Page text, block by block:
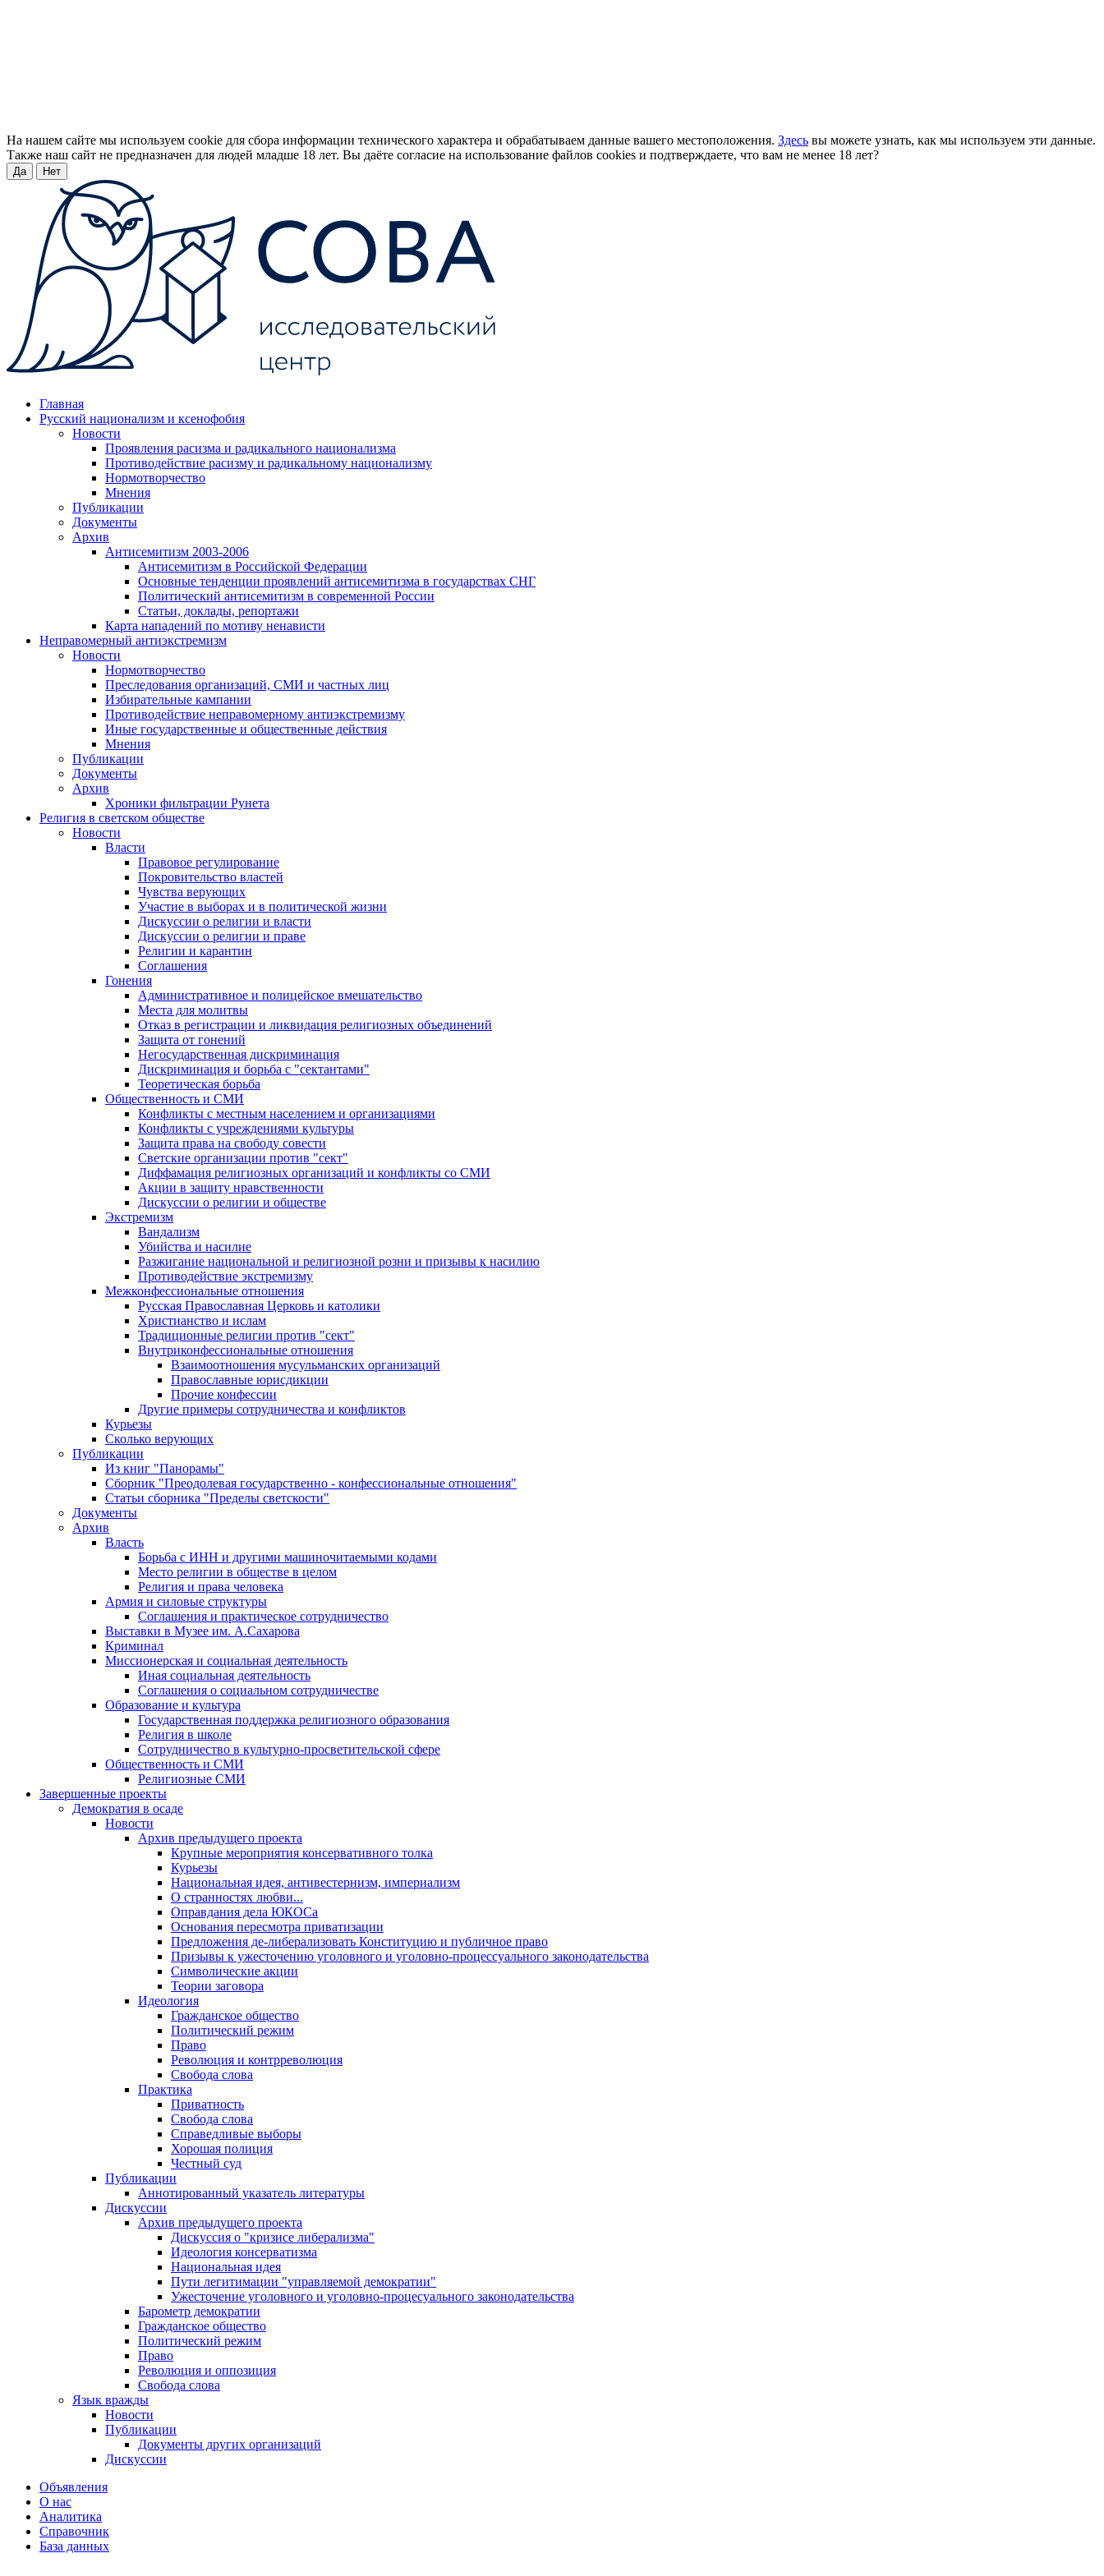
На нашем сайте мы используем cookie для сбора информации технического характера и обрабатываем данные вашего местоположения. Здесь вы можете узнать, как мы используем эти данные.
Также наш сайт не предназначен для людей младше 18 лет. Вы даёте согласие на использование файлов cookies и подтверждаете, что вам не менее 18 лет?
Да Нет
Главная
Русский национализм и ксенофобия
Новости
Проявления расизма и радикального национализма
Противодействие расизму и радикальному национализму
Нормотворчество
Мнения
Публикации
Документы
Архив
Антисемитизм 2003-2006
Антисемитизм в Российской Федерации
Основные тенденции проявлений антисемитизма в государствах СНГ
Политический антисемитизм в современной России
Статьи, доклады, репортажи
Карта нападений по мотиву ненависти
Неправомерный антиэкстремизм
Новости
Нормотворчество
Преследования организаций, СМИ и частных лиц
Избирательные кампании
Противодействие неправомерному антиэкстремизму
Иные государственные и общественные действия
Мнения
Публикации
Документы
Архив
Хроники фильтрации Рунета
Религия в светском обществе
Новости
Власти
Правовое регулирование
Покровительство властей
Чувства верующих
Участие в выборах и в политической жизни
Дискуссии о религии и власти
Дискуссии о религии и праве
Религии и карантин
Соглашения
Гонения
Административное и полицейское вмешательство
Места для молитвы
Отказ в регистрации и ликвидация религиозных объединений
Защита от гонений
Негосударственная дискриминация
Дискриминация и борьба с "сектантами"
Теоретическая борьба
Общественность и СМИ
Конфликты с местным населением и организациями
Конфликты с учреждениями культуры
Защита права на свободу совести
Светские организации против "сект"
Диффамация религиозных организаций и конфликты со СМИ
Акции в защиту нравственности
Дискуссии о религии и обществе
Экстремизм
Вандализм
Убийства и насилие
Разжигание национальной и религиозной розни и призывы к насилию
Противодействие экстремизму
Межконфессиональные отношения
Русская Православная Церковь и католики
Христианство и ислам
Традиционные религии против "сект"
Внутриконфессиональные отношения
Взаимоотношения мусульманских организаций
Православные юрисдикции
Прочие конфессии
Другие примеры сотрудничества и конфликтов
Курьезы
Сколько верующих
Публикации
Из книг "Панорамы"
Сборник "Преодолевая государственно - конфессиональные отношения"
Статьи сборника "Пределы светскости"
Документы
Архив
Власть
Борьба с ИНН и другими машиночитаемыми кодами
Место религии в обществе в целом
Религия и права человека
Армия и силовые структуры
Соглашения и практическое сотрудничество
Выставки в Музее им. А.Сахарова
Криминал
Миссионерская и социальная деятельность
Иная социальная деятельность
Соглашения о социальном сотрудничестве
Образование и культура
Государственная поддержка религиозного образования
Религия в школе
Сотрудничество в культурно-просветительской сфере
Общественность и СМИ
Религиозные СМИ
Завершенные проекты
Демократия в осаде
Новости
Архив предыдущего проекта
Крупные мероприятия консервативного толка
Курьезы
Национальная идея, антивестернизм, империализм
О странностях любви...
Оправдания дела ЮКОСа
Основания пересмотра приватизации
Предложения де-либерализовать Конституцию и публичное право
Призывы к ужесточению уголовного и уголовно-процессуального законодательства
Символические акции
Теории заговора
Идеология
Гражданское общество
Политический режим
Право
Революция и контрреволюция
Свобода слова
Практика
Приватность
Свобода слова
Справедливые выборы
Хорошая полиция
Честный суд
Публикации
Аннотированный указатель литературы
Дискуссии
Архив предыдущего проекта
Дискуссия о "кризисе либерализма"
Идеология консерватизма
Национальная идея
Пути легитимации "управляемой демократии"
Ужесточение уголовного и уголовно-процесуального законодательства
Барометр демократии
Гражданское общество
Политический режим
Право
Революция и оппозиция
Свобода слова
Язык вражды
Новости
Публикации
Документы других организаций
Дискуссии
Объявления
О нас
Аналитика
Справочник
База данных